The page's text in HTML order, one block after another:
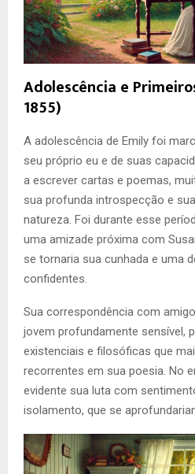
Adolescência e
1855)
A adolescência de Emily foi
seu próprio eu e de suas
a escrever cartas e poemas,
sua profunda introspecção e
natureza. Foi durante esse
uma amizade próxima com
se tornaria sua cunhada e uma
confidentes.
Sua correspondência com
jovem profundamente sensível,
existenciais e filosóficas que
recorrentes em sua poesia. No
evidente sua luta com
isolamento, que se